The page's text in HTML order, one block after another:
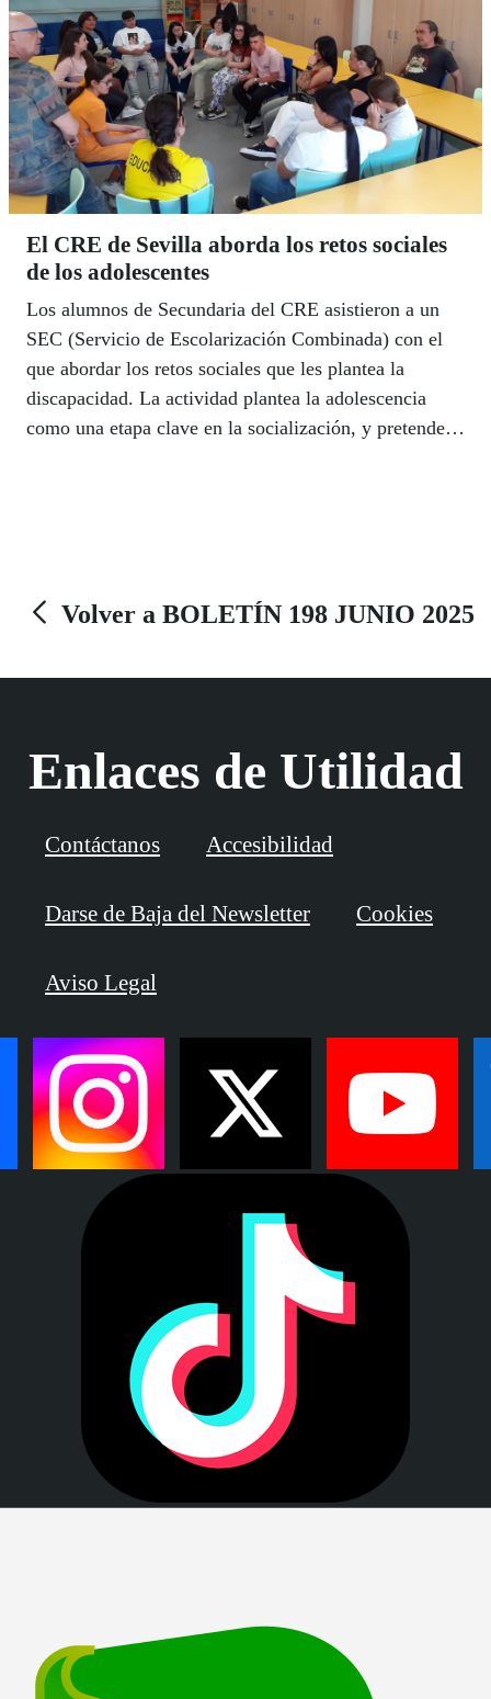
El CRE de Sevilla aborda los retos sociales
de los adolescentes
Los alumnos de Secundaria del CRE asistieron a un
SEC (Servicio de Escolarización Combinada) con el
que abordar los retos sociales que les plantea la
discapacidad. La actividad plantea la adolescencia
como una etapa clave en la socialización, y pretende
Volver a BOLETÍN 198 JUNIO 2025
Enlaces de Utilidad
Contáctanos Accesibilidad
Darse de Baja del Newsletter Cookies
Aviso Legal